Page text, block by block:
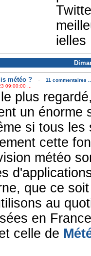
ielles
météo ?-
11 commentaires
09:00:00 ...
plus
un énorme
si tous les
cette
météo
que ce
au
en
celle de